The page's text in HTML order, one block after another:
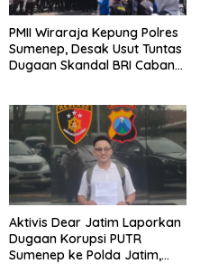
PMII Wiraraja Kepung Polres
Sumenep, Desak Usut Tuntas
Dugaan Skandal BRI Cabang
Aktivis Dear Jatim Laporkan
Dugaan Korupsi PUTR
Sumenep ke Polda Jatim,